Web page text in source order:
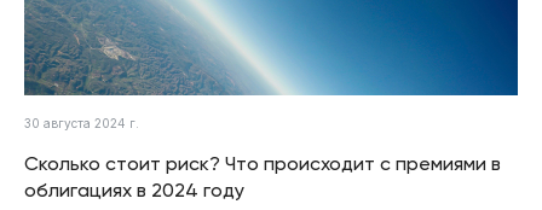
30 августа 2024 г.
Сколько стоит риск? Что происходит с премиями в
облигациях в 2024 году